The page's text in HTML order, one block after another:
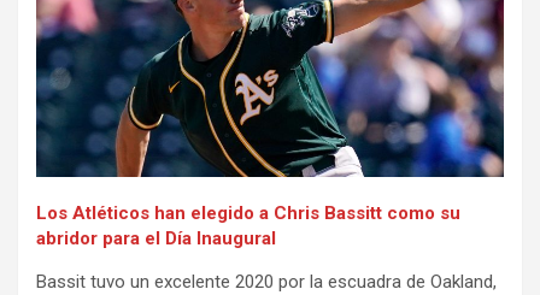
Los Atléticos han elegido a Chris Bassitt como su
abridor para el Día Inaugural
Bassit tuvo un excelente 2020 por la escuadra de Oakland,